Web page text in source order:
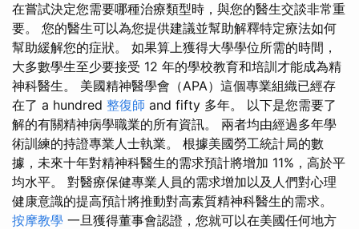
在嘗試決定您需要哪種治療類型時，與您的醫生交談非常重
要。 您的醫生可以為您提供建議並幫助解釋特定療法如何
幫助緩解您的症狀。 如果算上獲得大學學位所需的時間，
大多數學生至少要接受 12 年的學校教育和培訓才能成為精
神科醫生。 美國精神醫學會（APA）這個專業組織已經存
在了 a hundred 整復師 and fifty 多年。 以下是您需要了
解的有關精神病學職業的所有資訊。 兩者均由經過多年學
術訓練的持證專業人士執業。 根據美國勞工統計局的數
據，未來十年對精神科醫生的需求預計將增加 11%，高於平
均水平。 對醫療保健專業人員的需求增加以及人們對心理
健康意識的提高預計將推動對高素質精神科醫生的需求。
按摩教學 一旦獲得董事會認證，您就可以在美國任何地方